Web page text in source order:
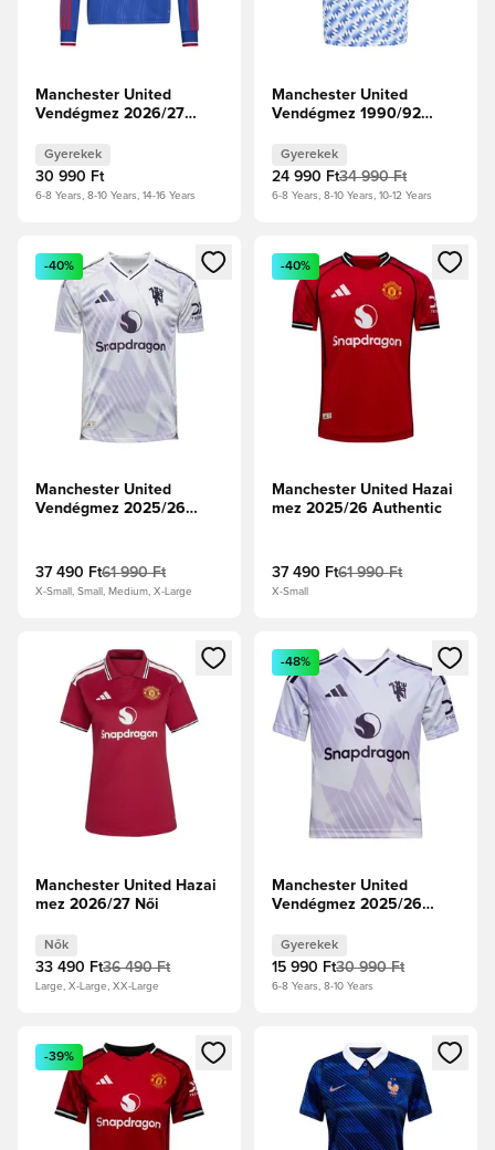
Manchester United
Vendégmez 2026/27
Gyerekek
30 990 Ft
6-8 Years, 8-10 Years, 14-16 Years
Manchester United
Vendégmez 1990/92
Gyerekek
24 990 Ft34 990 Ft
6-8 Years, 8-10 Years, 10-12 Years
Megnyit egy modált a bejelentkezéshez vagy a tagként
-40%
Manchester United
Vendégmez 2025/26
37 490 Ft61 990 Ft
X-Small, Small, Medium, X-Large
Megnyit egy modált a
-40%
Manchester United Hazai
mez 2025/26 Authentic
37 490 Ft61 990 Ft
X-Small
Megnyit egy modált a bejelentkezéshez vagy a tagként
Manchester United Hazai
mez 2026/27 Női
Nők
33 490 Ft36 490 Ft
Large, X-Large, XX-Large
Megnyit egy modált a
-48%
Manchester United
Vendégmez 2025/26
Gyerekek
15 990 Ft30 990 Ft
6-8 Years, 8-10 Years
Megnyit egy modált a bejelentkezéshez vagy a tagként
-39%
Megnyit egy modált a